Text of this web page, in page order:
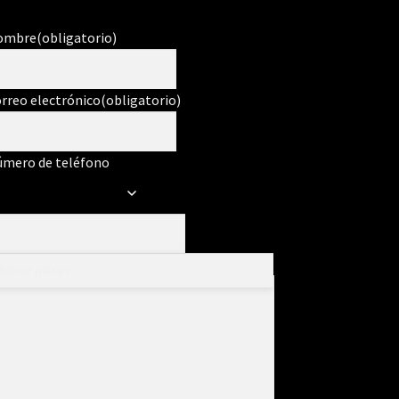
(obligatorio)
electrónico(obligatorio)
de teléfono